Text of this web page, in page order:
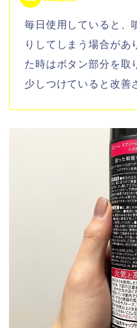
毎日使用していると、
りしてしまう場合があ
た時はボタン部分を取
少しつけていると改善